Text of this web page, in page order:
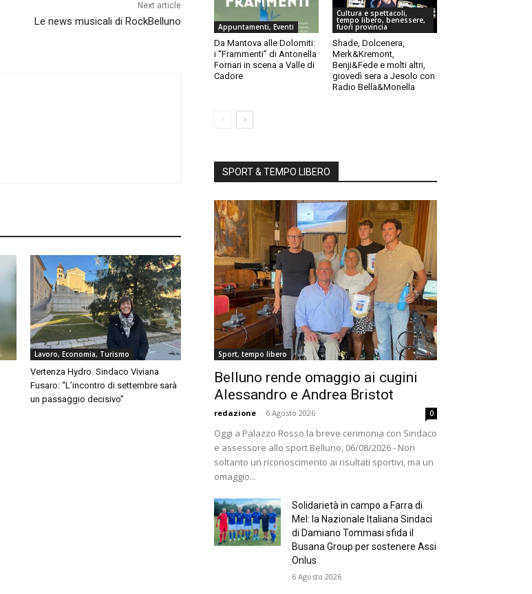
Next article
Le news musicali di RockBelluno
Lavoro, Economia, Turismo
Vertenza Hydro. Sindaco Viviana
Fusaro: “L’incontro di settembre sarà
un passaggio decisivo”
Appuntamenti, Eventi
Da Mantova alle Dolomiti:
i “Frammenti” di Antonella
Fornari in scena a Valle di
Cadore
Cultura e spettacoli,
tempo libero, benessere,
fuori provincia
Shade, Dolcenera,
Merk&Kremont,
Benji&Fede e molti altri,
giovedì sera a Jesolo con
Radio Bella&Monella
SPORT & TEMPO LIBERO
Sport, tempo libero
Belluno rende omaggio ai cugini
Alessandro e Andrea Bristot
redazione - 6 Agosto 2026 0
Oggi a Palazzo Rosso la breve cerimonia con Sindaco
e assessore allo sport Belluno, 06/08/2026 - Non
soltanto un riconoscimento ai risultati sportivi, ma un
omaggio...
Solidarietà in campo a Farra di
Mel: la Nazionale Italiana Sindaci
di Damiano Tommasi sfida il
Busana Group per sostenere Assi
Onlus
6 Agosto 2026